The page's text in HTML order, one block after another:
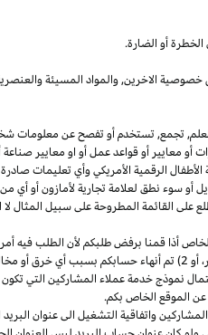
أو الضارة.
خصوصية الاخرين,والمواد المسيئة
تجمع, تستخدم أو تفصح عن معلومات
أو معايير أو قواعد عمل أو او معايير
الرقمية الأمريكي وأي تعليمات
أو سوء نطق لعلامة تجارية لأمازون أو
القائمة المطروحة على سبيل المثال لا
أذا قمنا برفض طلبكم لأن الطلب فيه
أو 2) تم أنهاء حسابكم بسبب أي خرق أو مخالفة (وفق تقديرنا
نموذج خدمة عملاء المشاركين التي
الموقع الخاص بكم.
واتفاقية التشغيل الى عنوان